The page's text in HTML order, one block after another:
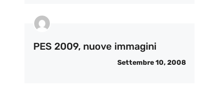
PES 2009, nuove immagini
Settembre 10, 2008